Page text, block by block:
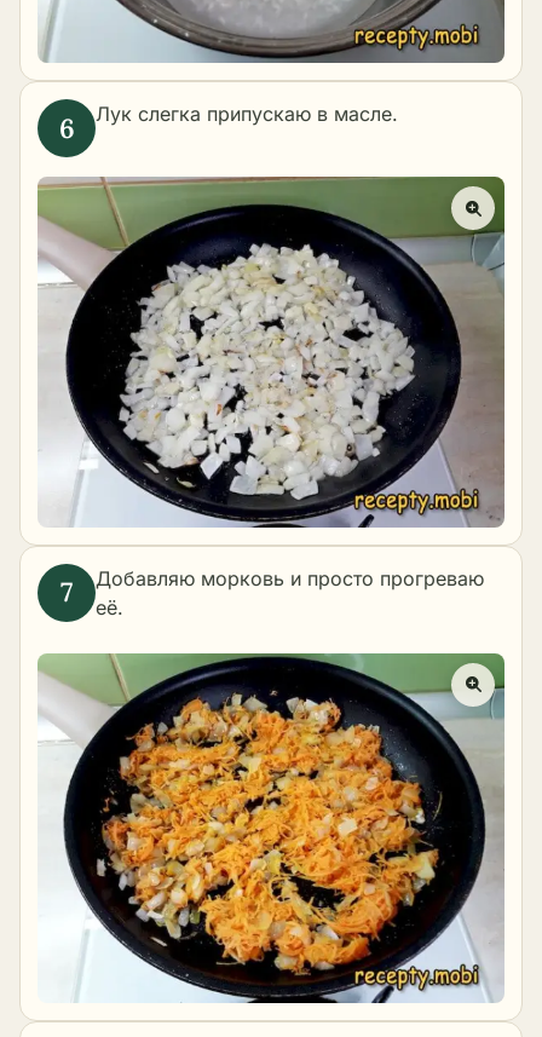
Лук слегка припускаю в масле.
Добавляю морковь и просто прогреваю
её.